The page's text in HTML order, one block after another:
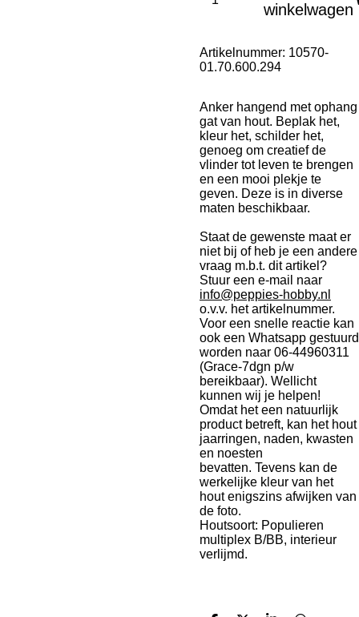
winkelwagen
Artikelnummer: 10570-
01.70.600.294
Anker hangend met ophang
gat van hout. Beplak het,
kleur het, schilder het,
genoeg om creatief de
vlinder tot leven te brengen
en een mooi plekje te
geven. Deze is in diverse
maten beschikbaar.
Staat de gewenste maat er
niet bij of heb je een andere
vraag m.b.t. dit artikel?
Stuur een e-mail naar
info@peppies-hobby.nl
o.v.v. het artikelnummer.
Voor een snelle reactie kan
ook een Whatsapp gestuurd
worden naar 06-44960311
(Grace-7dgn p/w
bereikbaar). Wellicht
kunnen wij je helpen!
Omdat het een natuurlijk
product betreft, kan het hout
jaarringen, naden, kwasten
en noesten
bevatten. Tevens kan de
werkelijke kleur van het
hout enigszins afwijken van
de foto.
Houtsoort: Populieren
multiplex B/BB, interieur
verlijmd.